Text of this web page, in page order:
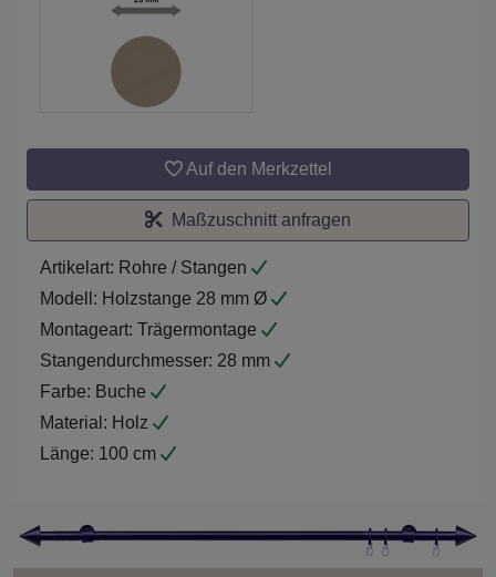
Auf den Merkzettel
Maßzuschnitt anfragen
Artikelart: Rohre / Stangen
Modell: Holzstange 28 mm Ø
Montageart: Trägermontage
Stangendurchmesser: 28 mm
Farbe: Buche
Material: Holz
Länge: 100 cm